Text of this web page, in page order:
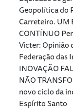
Geopolítica do
Carreteiro. UM
CONTÍNUO
Victer: Opinião
Federação das
INOVAÇÃO
NÃO
novo ciclo da
Espírito Santo